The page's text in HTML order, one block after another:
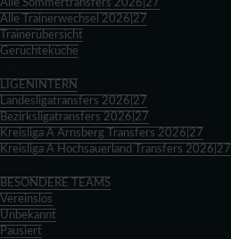
Alle Sommertransfers 2026|27
Alle Trainerwechsel 2026|27
Trainerübersicht
Gerüchteküche
LIGENINTERN
Landesligatransfers 2026|27
Bezirksligatransfers 2026|27
Kreisliga A Arnsberg Transfers 2026|27
Kreisliga A Hochsauerland Transfers 2026|27
BESONDERE TEAMS
Vereinslos
Unbekannt
Pausiert